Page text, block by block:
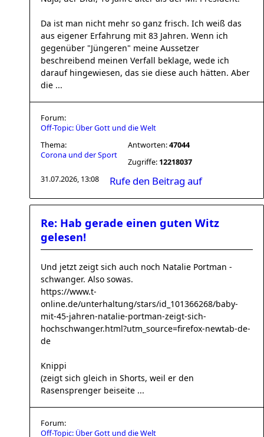
Da ist man nicht mehr so ganz frisch. Ich weiß das
aus eigener Erfahrung mit 83 Jahren. Wenn ich
gegenüber "Jüngeren" meine Aussetzer
beschreibend meinen Verfall beklage, wede ich
darauf hingewiesen, das sie diese auch hätten. Aber
die ...
Forum:
Off-Topic: Über Gott und die Welt
Thema:
Corona und der Sport
Antworten:47044
Zugriffe: 12218037
31.07.2026, 13:08
Rufe den Beitrag auf
Re: Hab gerade einen guten Witz
gelesen!
Und jetzt zeigt sich auch noch Natalie Portman -
schwanger. Also sowas.
https://www.t-
online.de/unterhaltung/stars/id_101366268/baby-
mit-45-jahren-natalie-portman-zeigt-sich-
hochschwanger.html?utm_source=firefox-newtab-de-
de
Knippi
(zeigt sich gleich in Shorts, weil er den
Rasensprenger beiseite ...
Forum:
Off-Topic: Über Gott und die Welt